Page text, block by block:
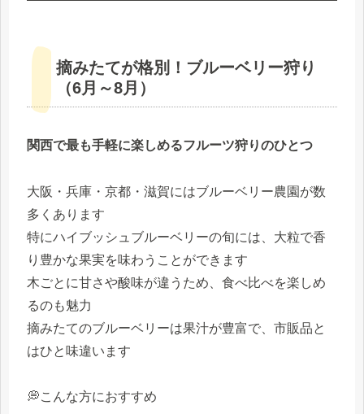
摘みたてが格別！ブルーベリー狩り
（6月～8月）
関西で最も手軽に楽しめるフルーツ狩りのひとつ
大阪・兵庫・京都・滋賀にはブルーベリー農園が数
多くあります
特にハイブッシュブルーベリーの旬には、大粒で香
り豊かな果実を味わうことができます
木ごとに甘さや酸味が違うため、食べ比べを楽しめ
るのも魅力
摘みたてのブルーベリーは果汁が豊富で、市販品と
はひと味違います
💭こんな方におすすめ